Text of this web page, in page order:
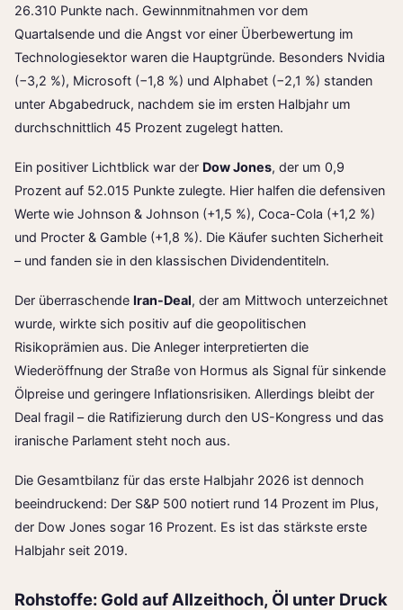
26.310 Punkte nach. Gewinnmitnahmen vor dem
Quartalsende und die Angst vor einer Überbewertung im
Technologiesektor waren die Hauptgründe. Besonders Nvidia
(−3,2 %), Microsoft (−1,8 %) und Alphabet (−2,1 %) standen
unter Abgabedruck, nachdem sie im ersten Halbjahr um
durchschnittlich 45 Prozent zugelegt hatten.
Ein positiver Lichtblick war der Dow Jones, der um 0,9
Prozent auf 52.015 Punkte zulegte. Hier halfen die defensiven
Werte wie Johnson & Johnson (+1,5 %), Coca-Cola (+1,2 %)
und Procter & Gamble (+1,8 %). Die Käufer suchten Sicherheit
– und fanden sie in den klassischen Dividendentiteln.
Der überraschende Iran-Deal, der am Mittwoch unterzeichnet
wurde, wirkte sich positiv auf die geopolitischen
Risikoprämien aus. Die Anleger interpretierten die
Wiederöffnung der Straße von Hormus als Signal für sinkende
Ölpreise und geringere Inflationsrisiken. Allerdings bleibt der
Deal fragil – die Ratifizierung durch den US-Kongress und das
iranische Parlament steht noch aus.
Die Gesamtbilanz für das erste Halbjahr 2026 ist dennoch
beeindruckend: Der S&P 500 notiert rund 14 Prozent im Plus,
der Dow Jones sogar 16 Prozent. Es ist das stärkste erste
Halbjahr seit 2019.
Rohstoffe: Gold auf Allzeithoch, Öl unter Druck